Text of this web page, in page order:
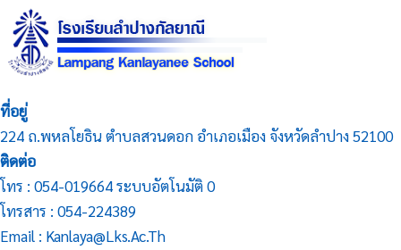
ที่อยู่
224 ถ.พหลโยธิน ตำบลสวนดอก อำเภอเมือง จังหวัดลำปาง 52100
ติดต่อ
โทร : 054-019664 ระบบอัตโนมัติ 0
โทรสาร : 054-224389
Email : Kanlaya@lks.ac.th